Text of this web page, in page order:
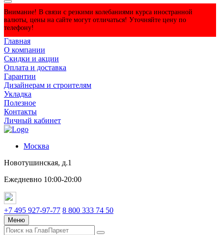
Внимание! В связи с резкими колебаниями курса иностранной
валюты, цены на сайте могут отличаться! Уточняйте цену по
телефону!
Главная
О компании
Скидки и акции
Оплата и доставка
Гарантии
Дизайнерам и строителям
Укладка
Полезное
Контакты
Личный кабинет
Москва
Новотушинская, д.1
Ежедневно 10:00-20:00
+7 495 927-97-77 8 800 333 74 50
Меню